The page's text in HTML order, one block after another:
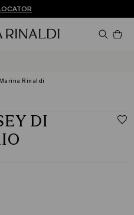
GRATUITI
REGISTRATI SUBITO
DI